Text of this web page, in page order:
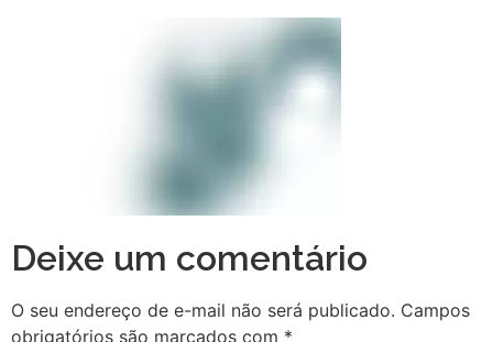
Deixe um comentário
O seu endereço de e-mail não será publicado. Campos
obrigatórios são marcados com *